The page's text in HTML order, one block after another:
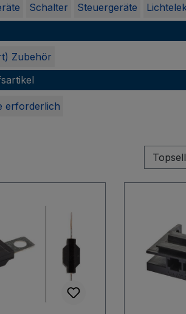
Schalter Steuergeräte
Zubehör
erforderlich